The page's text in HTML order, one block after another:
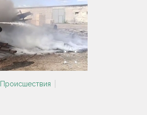
Происшествия